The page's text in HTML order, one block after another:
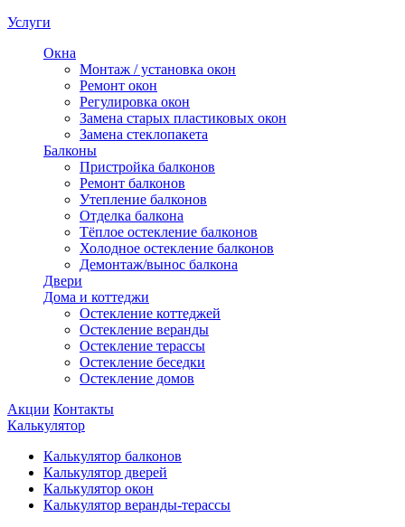
Услуги
Окна
Монтаж / установка окон
Ремонт окон
Регулировка окон
Замена старых пластиковых окон
Замена стеклопакета
Балконы
Пристройка балконов
Ремонт балконов
Утепление балконов
Отделка балкона
Тёплое остекление балконов
Холодное остекление балконов
Демонтаж/вынос балкона
Двери
Дома и коттеджи
Остекление коттеджей
Остекление веранды
Остекление терассы
Остекление беседки
Остекление домов
Акции Контакты
Калькулятор
Калькулятор балконов
Калькулятор дверей
Калькулятор окон
Калькулятор веранды-терассы